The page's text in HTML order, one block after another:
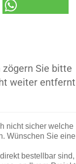
zögern Sie bitte
weiter entfernt
nicht sicher welche
Wünschen Sie eine
bestellbar sind,